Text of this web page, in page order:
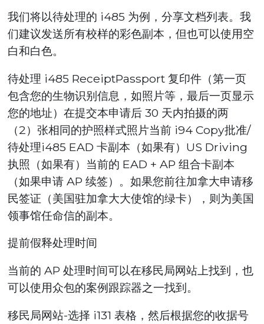
我们将以待处理的 i485 为例，分享文档列表。我
们建议发送所有校样的彩色副本，但也可以使用空
白和白色。
待处理 i485 ReceiptPassport 复印件（第一页
包含您的生物识别信息，如照片等，最后一页显示
您的地址）在提交本申请后 30 天内拍摄的两
（2）张相同的护照样式照片当前 i94 Copy批准/
待处理i485 EAD 卡副本（如果有）US Driving
执照（如果有）当前的 EAD + AP 组合卡副本
（如果申请 AP 续签）。如果您前往加拿大申请移
民签证（美国驻加拿大大使馆的绿卡），则为美国
领事馆任命信的副本。
提前假释处理时间
当前的 AP 处理时间可以在移民局网站上找到，也
可以使用众包的案例跟踪器之一找到。
移民局网站-选择 i131 表格，然后根据您的收据号